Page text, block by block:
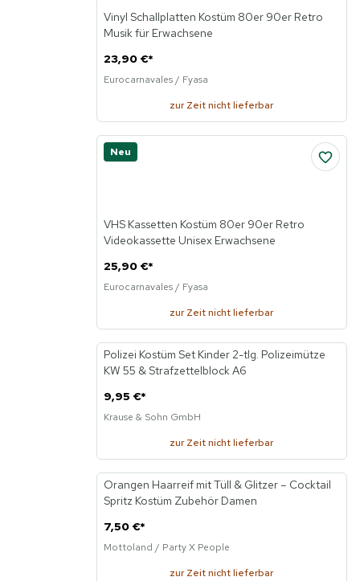
Vinyl Schallplatten Kostüm 80er 90er Retro
Musik für Erwachsene
23,90 €*
Eurocarnavales / Fyasa
zur Zeit nicht lieferbar
Neu
VHS Kassetten Kostüm 80er 90er Retro
Videokassette Unisex Erwachsene
25,90 €*
Eurocarnavales / Fyasa
zur Zeit nicht lieferbar
Neu
Polizei Kostüm Set Kinder 2-tlg. Polizeimütze
KW 55 & Strafzettelblock A6
9,95 €*
Krause & Sohn GmbH
zur Zeit nicht lieferbar
Neu
Orangen Haarreif mit Tüll & Glitzer – Cocktail
Spritz Kostüm Zubehör Damen
7,50 €*
Mottoland / Party X People
zur Zeit nicht lieferbar